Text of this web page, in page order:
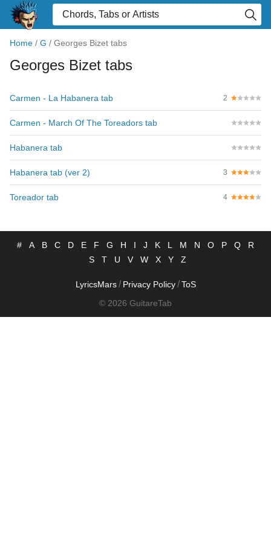
Home / G / Georges Bizet tabs
Georges Bizet tabs
Carmen - La Habanera tab 2
Carmen - March Of The Toreadors tab
Habanera tab
Habanera tab (ver 2) 3
Toreador tab 4
# A B C D E F G H I J K L M N O P Q
R
S
T U V W X Y Z
LyricsMars / Privacy Policy / ToS
© 2026 GuitareTab